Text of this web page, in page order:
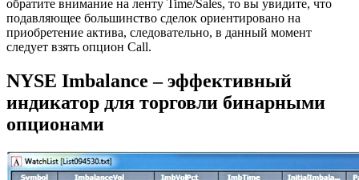
обратите внимание на ленту Time/Sales, то вы увидите, что
подавляющее большинство сделок ориентировано на
приобретение актива, следовательно, в данный момент
следует взять опцион Call.
NYSE Imbalance – эффективный
индикатор для торговли бинарными
опционами